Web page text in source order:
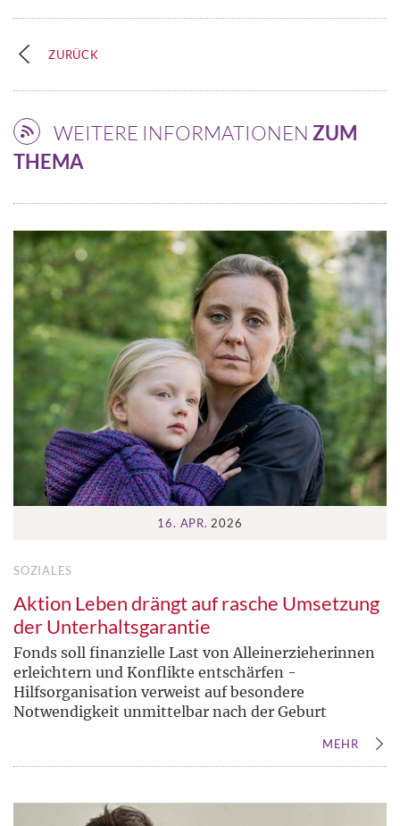
ZURÜCK
WEITERE INFORMATIONEN ZUM
THEMA
16. APR. 2026
SOZIALES
Aktion Leben drängt auf rasche Umsetzung
der Unterhaltsgarantie
Fonds soll finanzielle Last von Alleinerzieherinnen
erleichtern und Konflikte entschärfen -
Hilfsorganisation verweist auf besondere
Notwendigkeit unmittelbar nach der Geburt
MEHR